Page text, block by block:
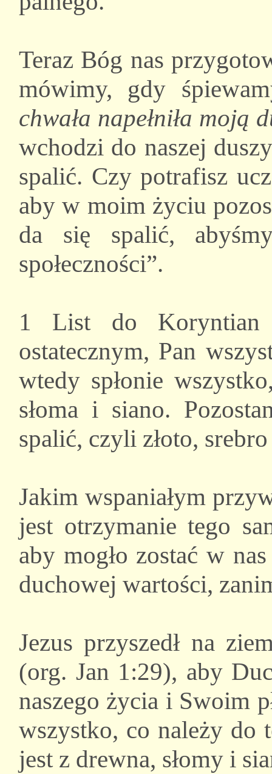
Teraz Bóg nas
mówimy, gdy
chwała napełniła moją
wchodzi do naszej
spalić. Czy potrafisz
aby w moim życiu
da się spalić,
społeczności”.
1 List do
ostatecznym, Pan
wtedy spłonie
słoma i siano.
spalić, czyli złoto,
Jakim wspaniałym
jest otrzymanie tego
aby mogło zostać w
duchowej wartości,
Jezus przyszedł na
(org. Jan 1:29), aby
naszego życia i Swoim
wszystko, co należy do
jest z drewna, słomy i